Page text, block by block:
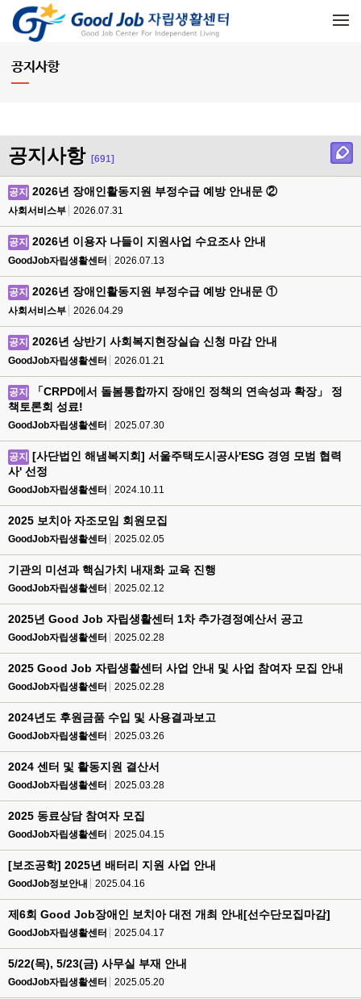
메뉴 건너뛰기
공지사항
공지사항 [691]
공지 2026년 장애인활동지원 부정수급 예방 안내문 ②
사회서비스부 2026.07.31
공지 2026년 이용자 나들이 지원사업 수요조사 안내
GoodJob자립생활센터 2026.07.13
공지 2026년 장애인활동지원 부정수급 예방 안내문 ①
사회서비스부 2026.04.29
공지 2026년 상반기 사회복지현장실습 신청 마감 안내
GoodJob자립생활센터 2026.01.21
공지
「CRPD에서 돌봄통합까지 장애인 정책의 연속성과 확장」 정
책토론회 성료!
GoodJob자립생활센터 2025.07.30
공지
[사단법인 해냄복지회] 서울주택도시공사'ESG 경영 모범 협력
사' 선정
GoodJob자립생활센터 2024.10.11
2025 보치아 자조모임 회원모집
GoodJob자립생활센터 2025.02.05
기관의 미션과 핵심가치 내재화 교육 진행
GoodJob자립생활센터 2025.02.12
2025년 Good Job 자립생활센터 1차 추가경정예산서 공고
GoodJob자립생활센터 2025.02.28
2025 Good Job 자립생활센터 사업 안내 및 사업 참여자 모집 안내
GoodJob자립생활센터 2025.02.28
2024년도 후원금품 수입 및 사용결과보고
GoodJob자립생활센터 2025.03.26
2024 센터 및 활동지원 결산서
GoodJob자립생활센터 2025.03.28
2025 동료상담 참여자 모집
GoodJob자립생활센터 2025.04.15
[보조공학] 2025년 배터리 지원 사업 안내
GoodJob정보안내 2025.04.16
제6회 Good Job장애인 보치아 대전 개최 안내[선수단모집마감]
GoodJob자립생활센터 2025.04.17
5/22(목), 5/23(금) 사무실 부재 안내
GoodJob자립생활센터 2025.05.20